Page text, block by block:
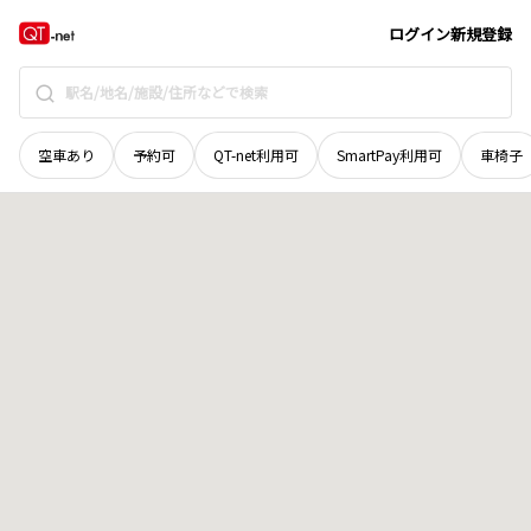
ログイン新規登録
空車あり 予約可 QT-net利用可 SmartPay利用可 車椅子
福井県